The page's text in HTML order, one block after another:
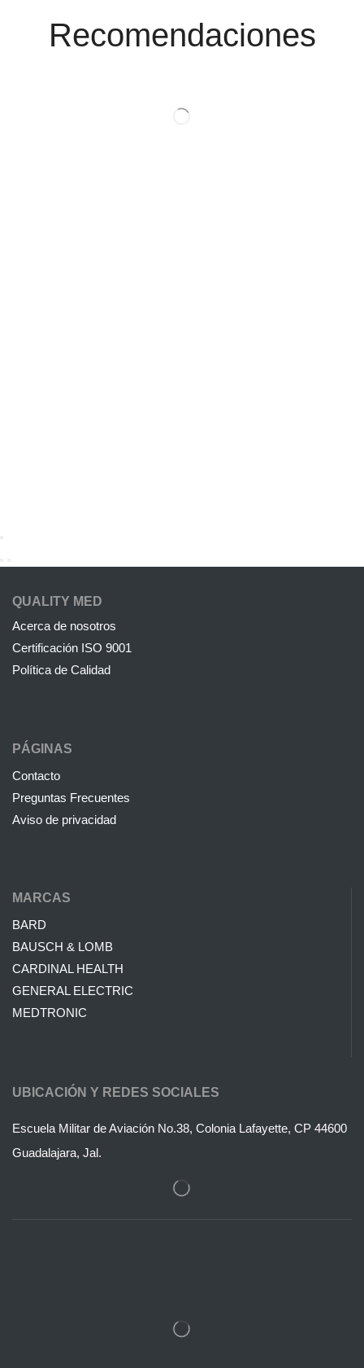
Promociones
Recomendaciones
QUALITY MED
Acerca de nosotros
Certificación ISO 9001
Política de Calidad
PÁGINAS
Contacto
Preguntas Frecuentes
Aviso de privacidad
MARCAS
BARD
BAUSCH & LOMB
CARDINAL HEALTH
GENERAL ELECTRIC
MEDTRONIC
UBICACIÓN Y REDES SOCIALES
Escuela Militar de Aviación No.38, Colonia Lafayette, CP 44600
Guadalajara, Jal.